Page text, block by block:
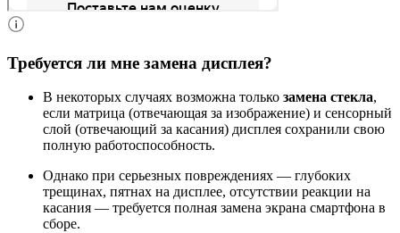
Требуется ли мне замена дисплея?
В некоторых случаях возможна только замена стекла,
если матрица (отвечающая за изображение) и сенсорный
слой (отвечающий за касания) дисплея сохранили свою
полную работоспособность.
Однако при серьезных повреждениях — глубоких
трещинах, пятнах на дисплее, отсутствии реакции на
касания — требуется полная замена экрана смартфона в
сборе.